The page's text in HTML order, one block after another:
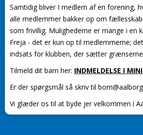
Samtidig bliver I medlem af en forening,
alle medlemmer bakker op om
som frivillig. Mulighederne er mange i en
Freja - det er kun op til medlemmerne;
indsats for klubben, der sætter
Tilmeld dit barn her: INDMELDELSE I
Er der spørgsmål så skriv til
Vi glæder os til at byde jer velkommen i